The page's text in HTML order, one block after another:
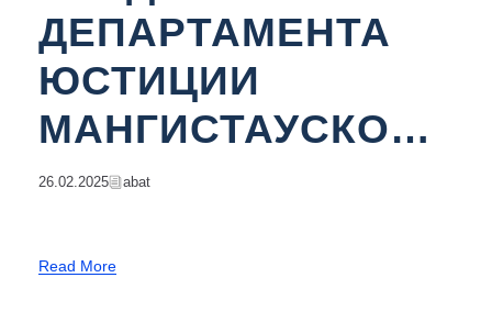
ДЕПАРТАМЕНТА
ЮСТИЦИИ
МАНГИСТАУСКОЙ
ОБЛАСТИ
26.02.2025 Abat
Read More